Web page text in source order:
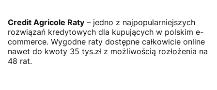
Credit Agricole Raty – jedno z najpopularniejszych
rozwiązań kredytowych dla kupujących w polskim e-
commerce. Wygodne raty dostępne całkowicie online
nawet do kwoty 35 tys.zł z możliwością rozłożenia na
48 rat.